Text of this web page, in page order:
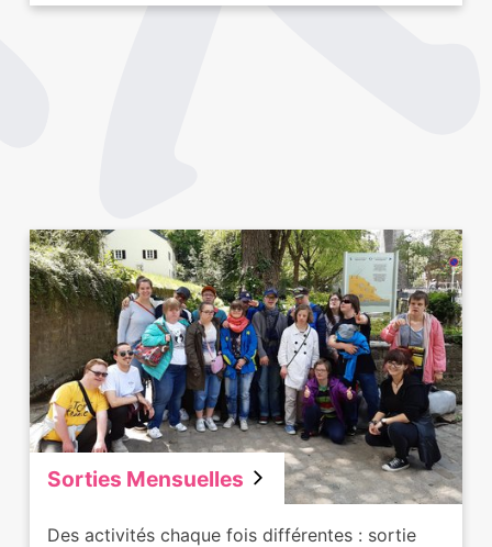
Sorties Mensuelles
Des activités chaque fois différentes : sortie